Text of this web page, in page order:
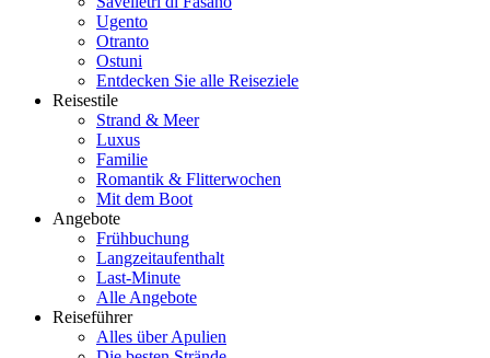
Ugento
Otranto
Ostuni
Entdecken Sie alle Reiseziele
Reisestile
Strand & Meer
Luxus
Familie
Romantik & Flitterwochen
Mit dem Boot
Angebote
Frühbuchung
Langzeitaufenthalt
Last-Minute
Alle Angebote
Reiseführer
Alles über Apulien